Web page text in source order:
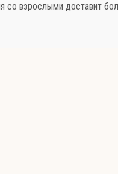
со взрослыми доставит